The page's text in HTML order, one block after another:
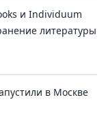
и Individuum
литературы
в Москве